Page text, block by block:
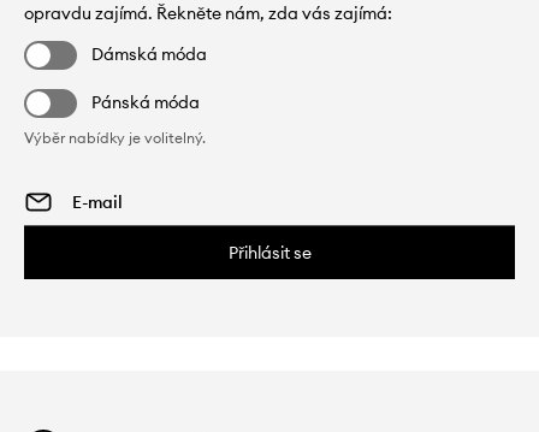
opravdu zajímá. Řekněte nám, zda vás zajímá:
Dámská móda
Pánská móda
Výběr nabídky je volitelný.
Přihlásit se